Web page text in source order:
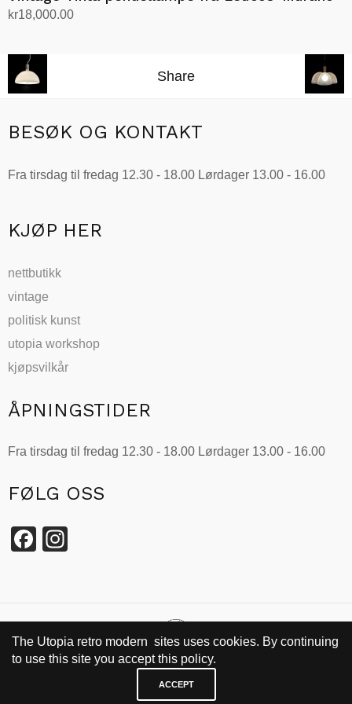
kr18,000.00
Share
BESØK OG KONTAKT
Fra tirsdag til fredag 12.30 - 18.00 Lørdager 13.00 - 16.00
KJØP HER
nettbutikk
vintage
politisk kunst
utopia workshop
kjøpsvilkår
ÅPNINGSTIDER
Fra tirsdag til fredag 12.30 - 18.00 Lørdager 13.00 - 16.00
FØLG OSS
Facebook
SIDEN 2002
The Utopia retro modern sites uses cookies. By continuing
to use this site you accept this policy.
ACCEPT